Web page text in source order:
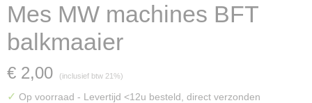
Mes MW machines BFT
balkmaaier
€ 2,00 (inclusief btw 21%)
✓ Op voorraad - Levertijd <12u besteld, direct verzonden